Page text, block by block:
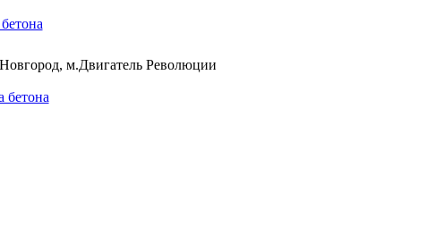
м.Двигатель Революции
бетона